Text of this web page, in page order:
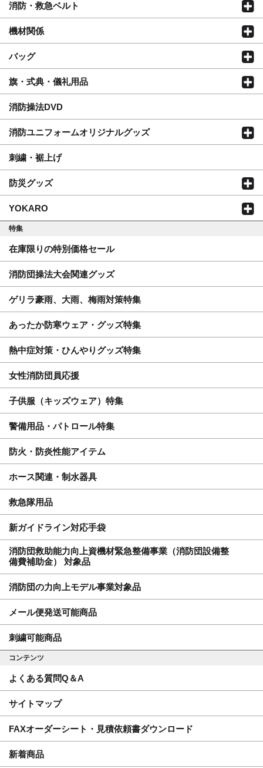
消防・救急ベルト
機材関係
バッグ
旗・式典・儀礼用品
消防操法DVD
消防ユニフォームオリジナルグッズ
刺繍・裾上げ
防災グッズ
YOKARO
特集
在庫限りの特別価格セール
消防団操法大会関連グッズ
ゲリラ豪雨、大雨、梅雨対策特集
あったか防寒ウェア・グッズ特集
熱中症対策・ひんやりグッズ特集
女性消防団員応援
子供服（キッズウェア）特集
警備用品・パトロール特集
防火・防炎性能アイテム
ホース関連・制水器具
救急隊用品
新ガイドライン対応手袋
消防団救助能力向上資機材緊急整備事業（消防団設備整
備費補助金） 対象品
消防団の力向上モデル事業対象品
メール便発送可能商品
刺繍可能商品
コンテンツ
よくある質問Q＆A
サイトマップ
FAXオーダーシート・見積依頼書ダウンロード
新着商品